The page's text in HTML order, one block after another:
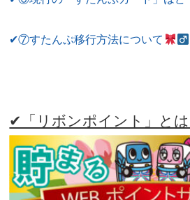
✔⑦すたんぷ移行方法について
✔「リボンポイント」とは